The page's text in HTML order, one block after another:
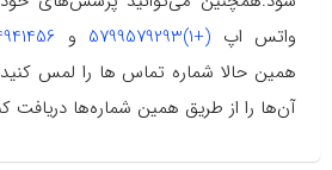
واتس اپ (+1)5799579293 و
همین حالا شماره تماس ها را لمس
آن‌ها را از طریق همین شماره‌ها دریافت